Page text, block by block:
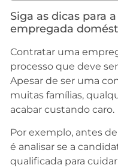
Siga as dicas para
empregada
Contratar uma
processo que deve
Apesar de ser uma
muitas famílias,
acabar custando caro.
Por exemplo, antes
é analisar se a
qualificada para